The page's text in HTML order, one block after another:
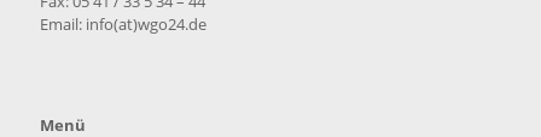
Email: info(at)wgo24.de
Menü